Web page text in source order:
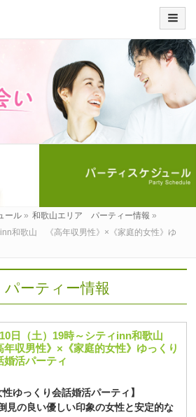
ール » 和歌山エリア パーティー情報 »
和歌山 《高年収男性》×《家庭的女性》ゆ
ーティー情報
日（土）19時～シティinn和歌山
年収男性》×《家庭的女性》ゆっくり
婚活パーティ
ゆっくり会話婚活パーティ】
見の良い優しい印象の女性と安定的な